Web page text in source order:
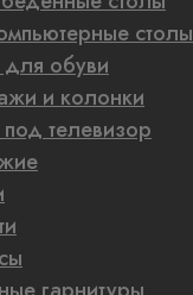
столы
обуви
и колонки
телевизор